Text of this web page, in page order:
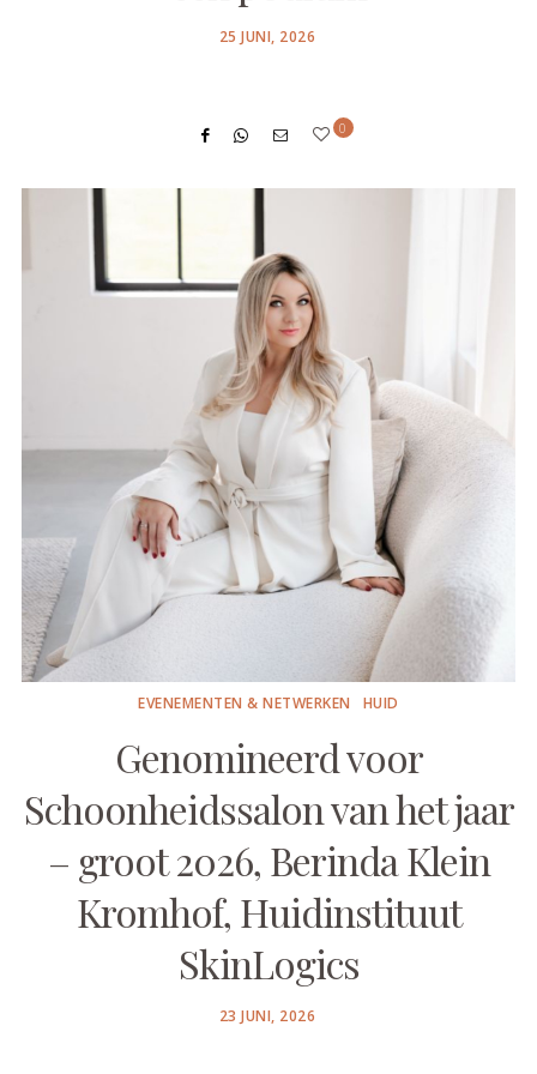
POSTED
25 JUNI, 2026
0
EVENEMENTEN & NETWERKEN HUID
Genomineerd voor
Schoonheidssalon van het jaar
– groot 2026, Berinda Klein
Kromhof, Huidinstituut
SkinLogics
POSTED
23 JUNI, 2026